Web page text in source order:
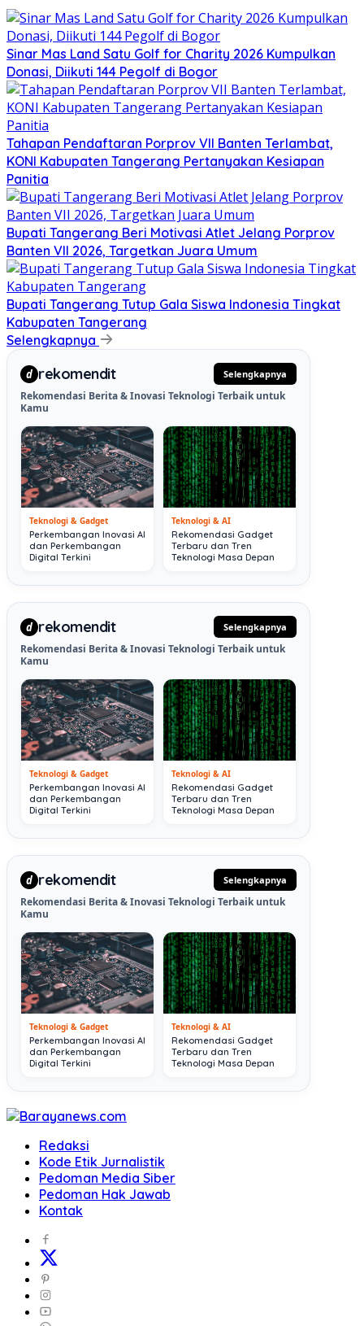
Sinar Mas Land Satu Golf for Charity 2026 Kumpulkan
Donasi, Diikuti 144 Pegolf di Bogor
Tahapan Pendaftaran Porprov VII Banten Terlambat,
KONI Kabupaten Tangerang Pertanyakan Kesiapan
Panitia
Bupati Tangerang Beri Motivasi Atlet Jelang Porprov
Banten VII 2026, Targetkan Juara Umum
Bupati Tangerang Tutup Gala Siswa Indonesia Tingkat
Kabupaten Tangerang
Selengkapnya
d rekomendit Selengkapnya
Rekomendasi Berita & Inovasi Teknologi Terbaik untuk
Kamu
Teknologi & Gadget
Perkembangan Inovasi AI
dan Perkembangan
Digital Terkini
Teknologi & AI
Rekomendasi Gadget
Terbaru dan Tren
Teknologi Masa Depan
d rekomendit Selengkapnya
Rekomendasi Berita & Inovasi Teknologi Terbaik untuk
Kamu
Teknologi & Gadget
Perkembangan Inovasi AI
dan Perkembangan
Digital Terkini
Teknologi & AI
Rekomendasi Gadget
Terbaru dan Tren
Teknologi Masa Depan
d rekomendit Selengkapnya
Rekomendasi Berita & Inovasi Teknologi Terbaik untuk
Kamu
Teknologi & Gadget
Perkembangan Inovasi AI
dan Perkembangan
Digital Terkini
Teknologi & AI
Rekomendasi Gadget
Terbaru dan Tren
Teknologi Masa Depan
Redaksi
Kode Etik Jurnalistik
Pedoman Media Siber
Pedoman Hak Jawab
Kontak